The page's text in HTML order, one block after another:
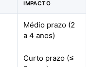
IMPACTO
Médio prazo (2
a 4 anos)
Curto prazo (≤